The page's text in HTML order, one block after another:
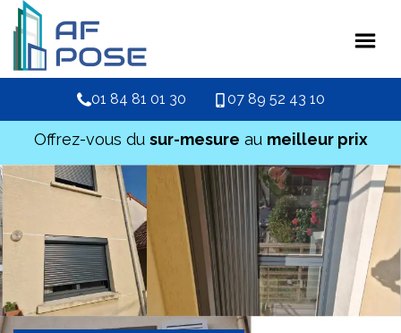
01 84 81 01 30 07 89 52 43 10
Offrez-vous du sur-mesure au meilleur prix